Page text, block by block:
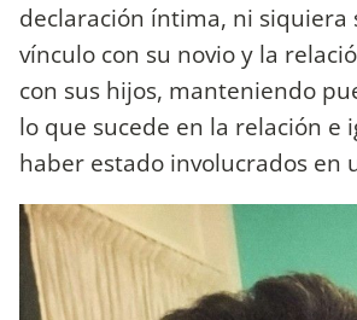
declaración íntima, ni siquiera
vínculo con su novio y la
con sus hijos, manteniendo
lo que sucede en la relación e
haber estado involucrados en